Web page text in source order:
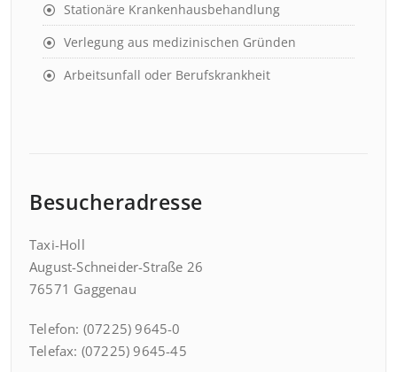
Stationäre Krankenhausbehandlung
Verlegung aus medizinischen Gründen
Arbeitsunfall oder Berufskrankheit
Besucheradresse
Taxi-Holl
August-Schneider-Straße 26
76571 Gaggenau
Telefon: (07225) 9645-0
Telefax: (07225) 9645-45